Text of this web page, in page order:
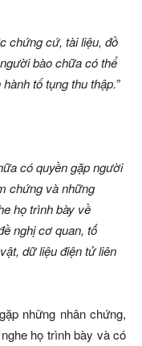
chứng cứ, tài liệu, đồ
bào chữa có thể
tố tụng thu thập.”
có quyền gặp người
chứng và những
họ trình bày về
nghị cơ quan, tổ
dữ liệu điện tử liên
những nhân chứng,
họ trình bày và có